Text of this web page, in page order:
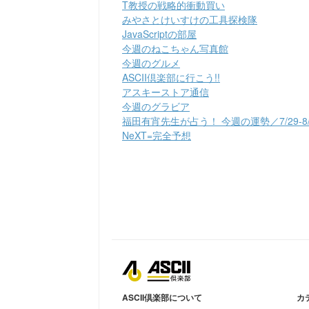
T教授の戦略的衝動買い
みやさとけいすけの工具探検隊
JavaScriptの部屋
今週のねこちゃん写真館
今週のグルメ
ASCII倶楽部に行こう!!
アスキーストア通信
今週のグラビア
福田有宵先生が占う！ 今週の運勢／7/29-
NeXT=完全予想
ASCII倶楽部について カ